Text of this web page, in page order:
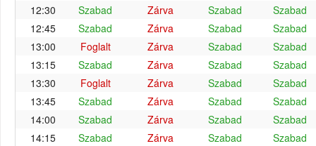
12:30
Szabad Zárva Szabad
Szabad
12:45
Szabad Zárva Szabad
Szabad
13:00
Foglalt Zárva Szabad
Szabad
13:15
Szabad Zárva Szabad
Szabad
13:30
Foglalt Zárva Szabad
Szabad
13:45
Szabad Zárva Szabad
Szabad
14:00
Szabad Zárva Szabad
Szabad
14:15
Szabad Zárva Szabad
Szabad